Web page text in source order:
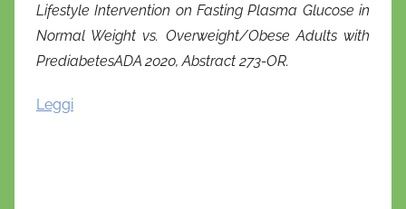
Lifestyle Intervention on Fasting Plasma Glucose in
Normal Weight vs. Overweight/Obese Adults with
PrediabetesADA 2020, Abstract 273-OR.
Leggi